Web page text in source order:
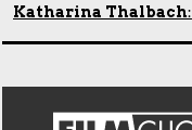
Katharina Thalbach: